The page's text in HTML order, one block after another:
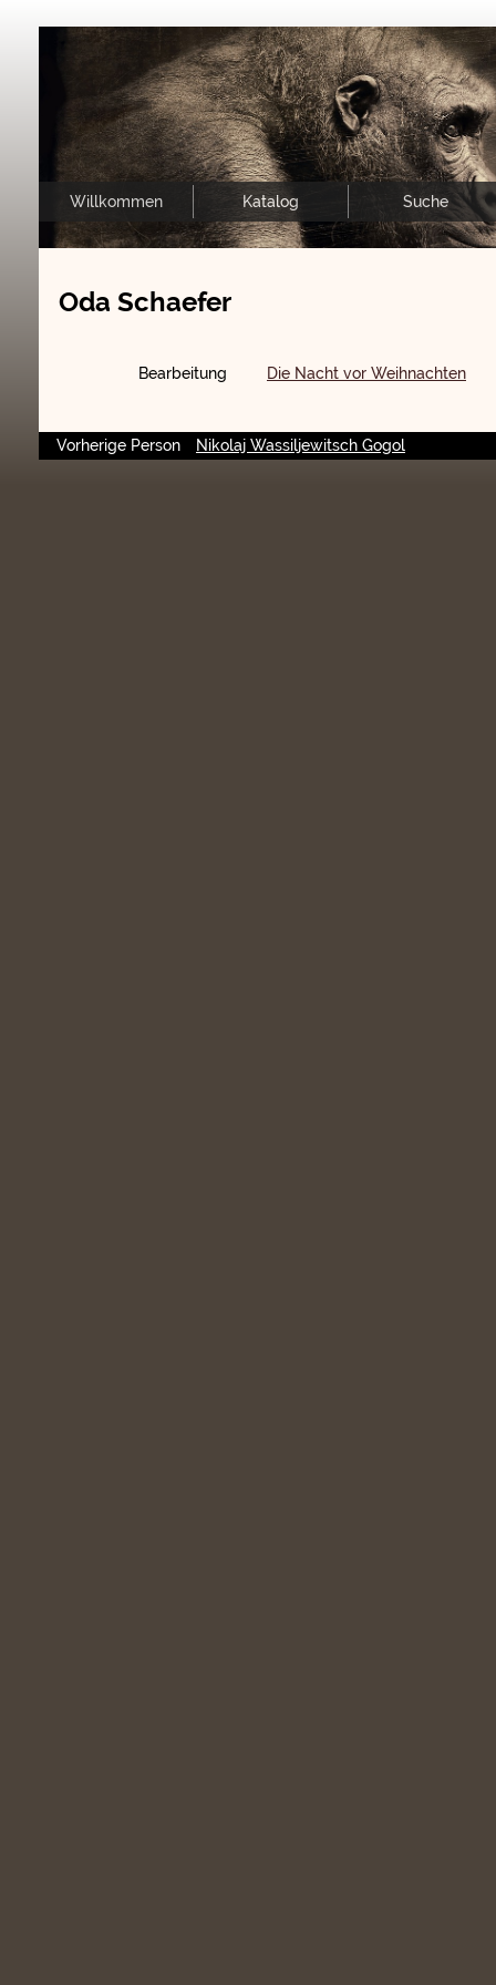
Willkommen Katalog Suche
Oda Schaefer
Bearbeitung Die Nacht vor Weihnachten
Vorherige Person Nikolaj Wassiljewitsch Gogol